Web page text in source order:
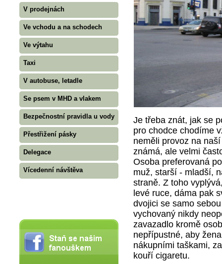
V prodejnách
Ve vchodu a na schodech
Ve výtahu
Taxi
V autobuse, letadle
Se psem v MHD a vlakem
Bezpečnostní pravidla u vody
Přestřižení pásky
Delegace
Vícedenní návštěva
Je třeba znát, jak se
pro chodce chodíme
neměli provoz na
známá, ale velmi
Osoba preferovaná
muž, starší - mladší,
straně. Z toho
levé ruce, dáma pak
dvojici se samo
vychovaný nikdy
zavazadlo kromě
nepřípustné, aby
nákupními taškami,
kouří cigaretu.